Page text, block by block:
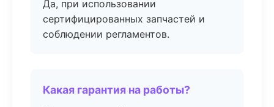
Да, при использовании
сертифицированных запчастей и
соблюдении регламентов.
Какая гарантия на работы?